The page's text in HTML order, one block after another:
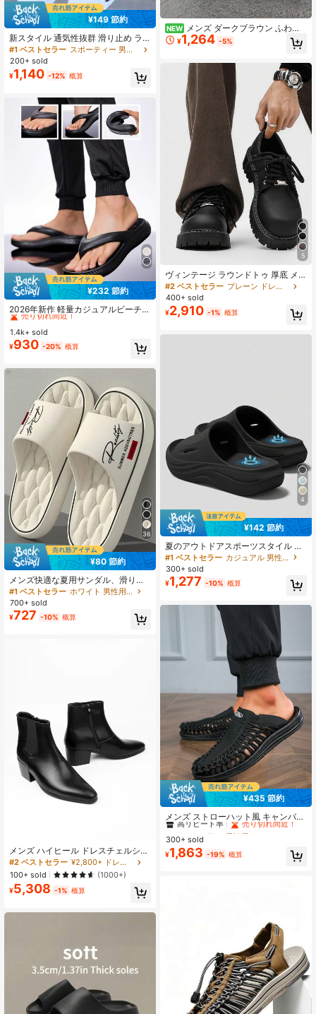
¥149 節約
新スタイル 通気性抜群 滑り止め ラ
ンニングシューズ メッシュ メンズス
ポーツシューズ
#1 ベストセラー
スポーティー 男性用アスレチックシューズ
200+ sold
¥1,140 -12% 概算
¥232 節約
2026年新作 軽量カジュアルビーチサ
ンダル、夏用 滑り止め アウトドアス
リッパ、EVA ソフトソール 快適なビ
ーチサンダル
#1 ベストセラー
¥700-¥1,400 男性用サンダル
売り切れ間近！
#1 ベストセラー
売り切れ間近！
#1 ベストセラー
売り切れ間近！
#1 ベストセラー
1.4k+ sold
¥930 -20% 概算
36
¥80 節約
メンズ快適な夏用サンダル、滑り止
め 静音 耐久性のあるソール ユニセ
ックス スライドサンダル 室内外兼用
#1 ベストセラー
ホワイト 男性用サンダル
700+ sold
¥727 -10% 概算
メンズ ハイヒール ドレスチェルシー
ブーツ - ダブルエラスティックバン
ド フォーマル アンクルブーツ
#2 ベストセラー
¥2,800+ ドレスシューズ
100+ sold
(1000+)
¥5,308 -1% 概算
NEW メンズ ダークブラウン ふわふ
わ スリッパ、クマ柄 サーマル裏地
ファジー ソファ ホーム ベッドルー
¥1,264 -5%
5
ヴィンテージ ラウンドトゥ 厚底 メ
ンズドレスシューズ レースアップ ブ
リティッシュスタイル フォーマルシ
ューズ メンズ パーティー 結婚式 フ
ァッション 耐久性 カジュアル メン
ズダービーシューズ 通勤 デート パ
ーティー ビジネス向け
#2 ベストセラー
プレーン ドレスシューズ
400+ sold
¥2,910 -1% 概算
4
¥142 節約
夏のアウトドアスポーツスタイル メ
ンズスリッパ、ミニマリスト 厚底4c
m、無地ユニセックス 室内外ビーチ
ファッションサンダル
#1 ベストセラー
カジュアル 男性用スリッパ
300+ sold
¥1,277 -10% 概算
¥435 節約
メンズ ストローハット風 キャンバス
夏用 サンダル
#1 ベストセラー
男性用アスレチック&アウトドアサンダル&スライド
高リピート率
売り切れ間近！
#1 ベストセラー
男性用アスレチック&アウトドアサンダル&スライド
高リピート率
#1 ベストセラー
男性用アスレチック&アウトドアサンダル&スライド
高リピート率
#1 ベストセラー
男性用アスレチック&アウトドアサンダル&スライド
売り切れ間近！
300+ sold
¥1,863 -19% 概算